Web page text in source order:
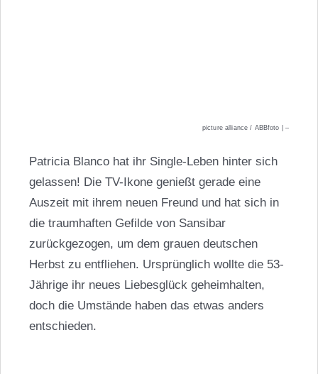
picture alliance / ABBfoto | –
Patricia Blanco hat ihr Single-Leben hinter sich
gelassen! Die TV-Ikone genießt gerade eine
Auszeit mit ihrem neuen Freund und hat sich in
die traumhaften Gefilde von Sansibar
zurückgezogen, um dem grauen deutschen
Herbst zu entfliehen. Ursprünglich wollte die 53-
Jährige ihr neues Liebesglück geheimhalten,
doch die Umstände haben das etwas anders
entschieden.